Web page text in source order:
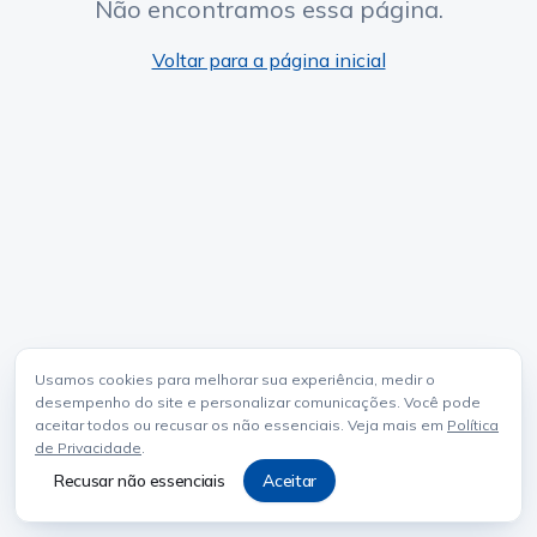
Usamos cookies para melhorar sua experiência, medir o
desempenho do site e personalizar comunicações. Você pode
aceitar todos ou recusar os não essenciais. Veja mais em Política
de Privacidade.
Recusar não essenciais Aceitar
Não encontramos essa página.
Voltar para a página inicial